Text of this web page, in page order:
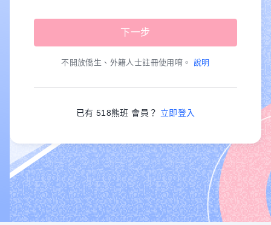
不開放僑生、外籍人士註冊使用唷。 說明
已有 518熊班 會員？ 立即登入